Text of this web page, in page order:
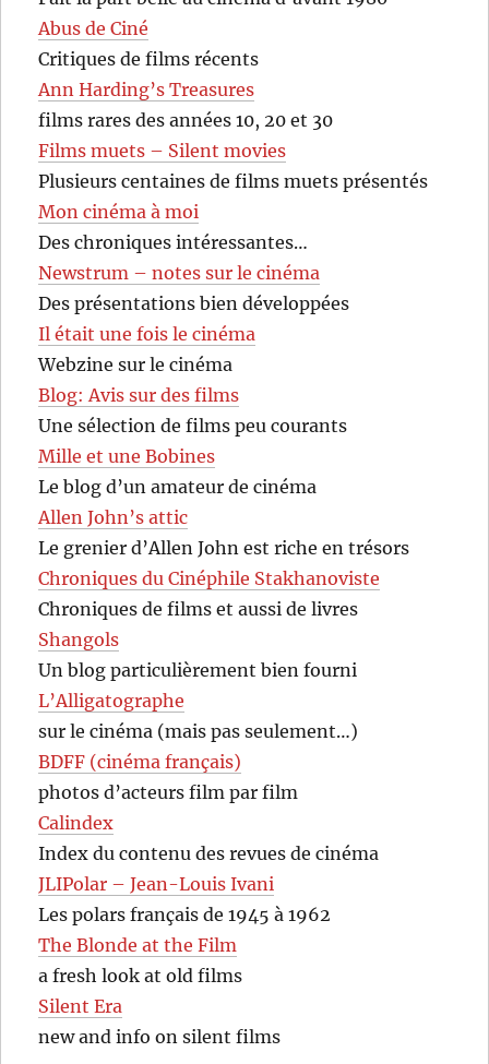
Abus de Ciné
Critiques de films récents
Ann Harding’s Treasures
films rares des années 10, 20 et 30
Films muets – Silent movies
Plusieurs centaines de films muets présentés
Mon cinéma à moi
Des chroniques intéressantes…
Newstrum – notes sur le cinéma
Des présentations bien développées
Il était une fois le cinéma
Webzine sur le cinéma
Blog: Avis sur des films
Une sélection de films peu courants
Mille et une Bobines
Le blog d’un amateur de cinéma
Allen John’s attic
Le grenier d’Allen John est riche en trésors
Chroniques du Cinéphile Stakhanoviste
Chroniques de films et aussi de livres
Shangols
Un blog particulièrement bien fourni
L’Alligatographe
sur le cinéma (mais pas seulement…)
BDFF (cinéma français)
photos d’acteurs film par film
Calindex
Index du contenu des revues de cinéma
JLIPolar – Jean-Louis Ivani
Les polars français de 1945 à 1962
The Blonde at the Film
a fresh look at old films
Silent Era
new and info on silent films